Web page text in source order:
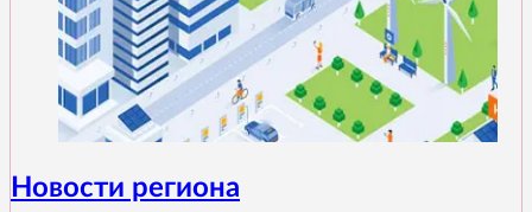
Новости региона